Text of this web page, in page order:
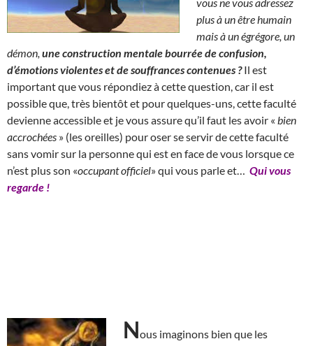
plus à un être humain
mais à un égrégore, un
démon, une construction mentale bourrée de confusion,
d’émotions violentes et de souffrances contenues ?Il est
important que vous répondiez à cette question, car il est
possible que, très bientôt et pour quelques-uns, cette faculté
devienne accessible et je vous assure qu’il faut les avoir « bien
accrochées » (les oreilles) pour oser se servir de cette faculté
sans vomir sur la personne qui est en face de vous lorsque ce
n’est plus son «occupant officiel» qui vous parle et… Qui vous
regarde !
Nous imaginons bien que les